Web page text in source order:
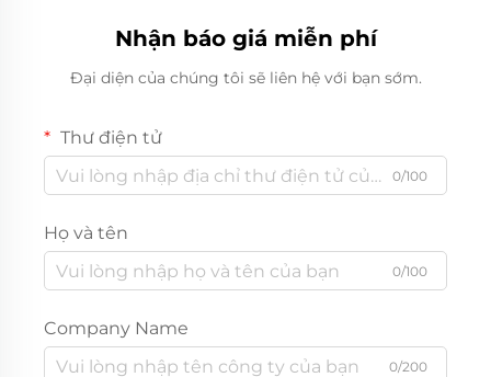
Nhận báo giá miễn phí
Đại diện của chúng tôi sẽ liên hệ với bạn sớm.
Thư điện tử
0/100
Họ và tên
0/100
Company Name
0/200